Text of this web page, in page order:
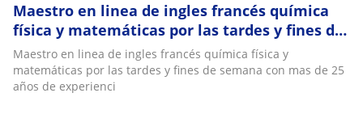
Maestro en linea de ingles francés química
física y matemáticas por las tardes y fines de
semana con mas de 25 años de experienci
Maestro en linea de ingles francés química física y
matemáticas por las tardes y fines de semana con mas de 25
años de experienci